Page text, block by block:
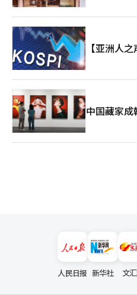
【亚洲人
中国藏家
人民日报 新华社 文